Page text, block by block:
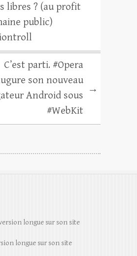
libres ? (au profit
public)
C’est parti. #Opera
son nouveau
Android sous
#WebKit
→
longue sur son site